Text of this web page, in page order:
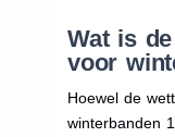
Wat is
voor
Hoewel de
winterbanden